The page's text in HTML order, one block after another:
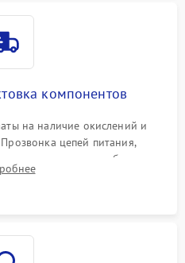
компонентов
на наличие окислений и
цепей питания,
моторов колес и турбины
оптических и инфракрасных